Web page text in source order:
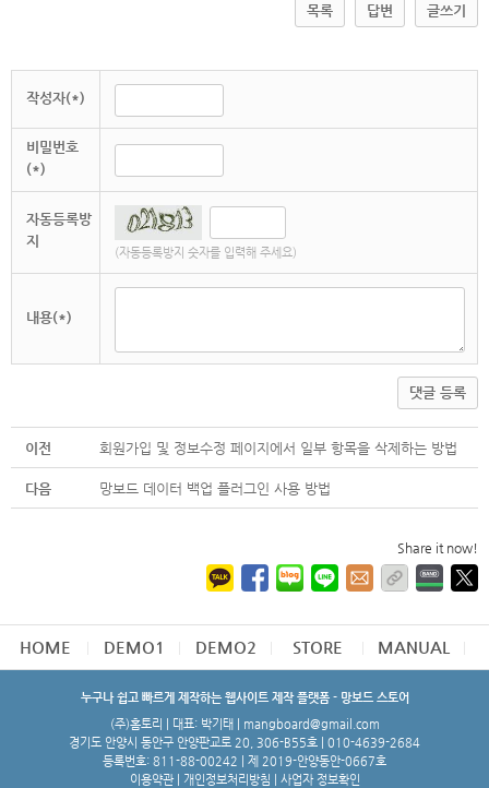
목록 답변 글쓰기
작성자(*)
비밀번호
(*)
자동등록방
지
(자동등록방지 숫자를 입력해 주세요)
내용(*)
댓글 등록
이전 회원가입 및 정보수정 페이지에서 일부 항목을 삭제하는 방법
다음 망보드 데이터 백업 플러그인 사용 방법
Share it now!
HOME DEMO1 DEMO2 STORE MANUAL
누구나 쉽고 빠르게 제작하는 웹사이트 제작 플랫폼 - 망보드 스토어
(주)홈토리 | 대표: 박기태 | mangboard@gmail.com
경기도 안양시 동안구 안양판교로 20, 306-B55호 | 010-4639-2684
등록번호: 811-88-00242 | 제 2019-안양동안-0667호
이용약관| 개인정보처리방침 사업자 정보확인